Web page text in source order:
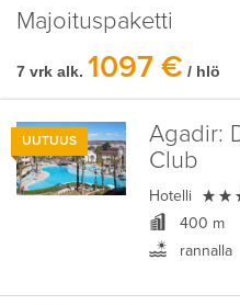
Majoituspaketti
7 vrk alk. 1097 € / hlö
UUTUUS Agadir:
Club
Hotelli
400 m
rannalla